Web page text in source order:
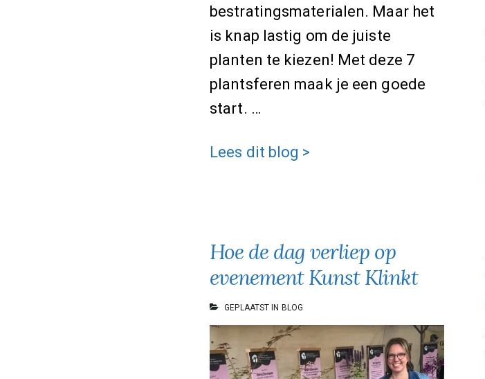
bestratingsmaterialen. Maar het
is knap lastig om de juiste
planten te kiezen! Met deze 7
plantsferen maak je een goede
start. …
Hoe
voor
je
7
ideeën
om
Lees dit blog >
Hoe de dag verliep op
evenement Kunst Klinkt
GEPLAATST IN BLOG